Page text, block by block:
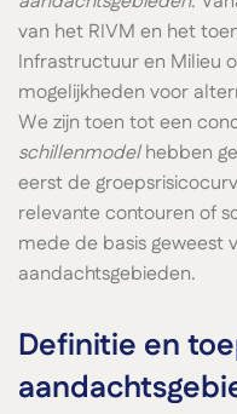
van het RIVM en het
Infrastructuur en Milieu
mogelijkheden voor
We zijn toen tot een
schillenmodelhebben
eerst de
relevante contouren of
mede de basis geweest
aandachtsgebieden.
Definitie en